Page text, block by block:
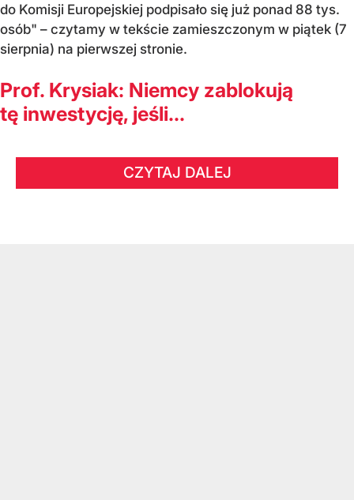
do Komisji Europejskiej podpisało się już ponad 88 tys.
osób" – czytamy w tekście zamieszczonym w piątek (7
sierpnia) na pierwszej stronie.
Prof. Krysiak: Niemcy zablokują
tę inwestycję, jeśli...
CZYTAJ DALEJ